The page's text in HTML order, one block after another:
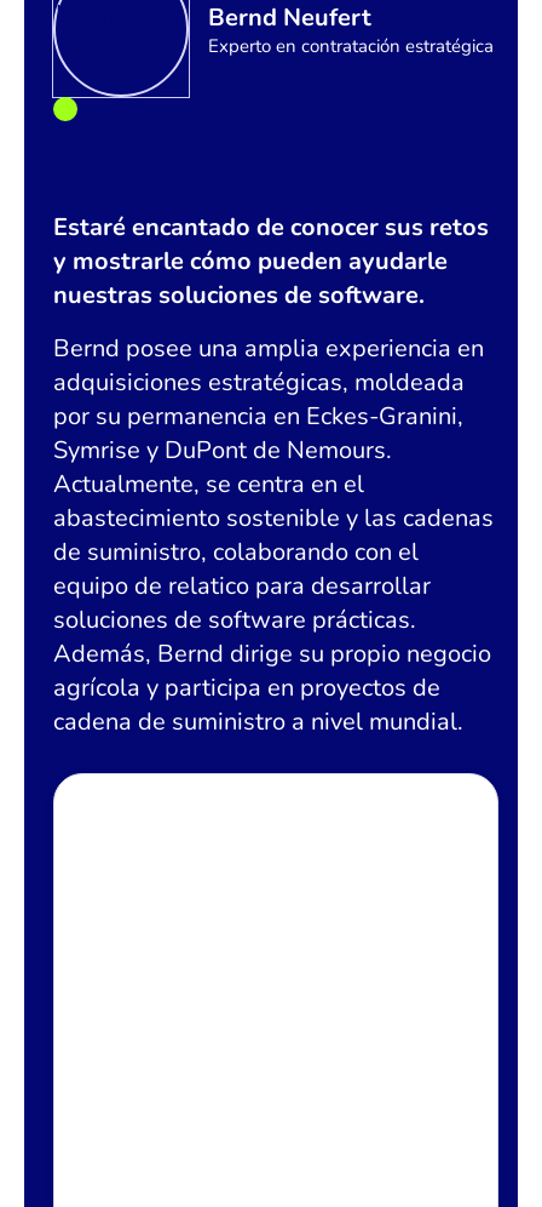
Bernd Neufert
Experto en contratación estratégica
Estaré encantado de conocer sus retos
y mostrarle cómo pueden ayudarle
nuestras soluciones de software.
Bernd posee una amplia experiencia en
adquisiciones estratégicas, moldeada
por su permanencia en Eckes-Granini,
Symrise y DuPont de Nemours.
Actualmente, se centra en el
abastecimiento sostenible y las cadenas
de suministro, colaborando con el
equipo de relatico para desarrollar
soluciones de software prácticas.
Además, Bernd dirige su propio negocio
agrícola y participa en proyectos de
cadena de suministro a nivel mundial.